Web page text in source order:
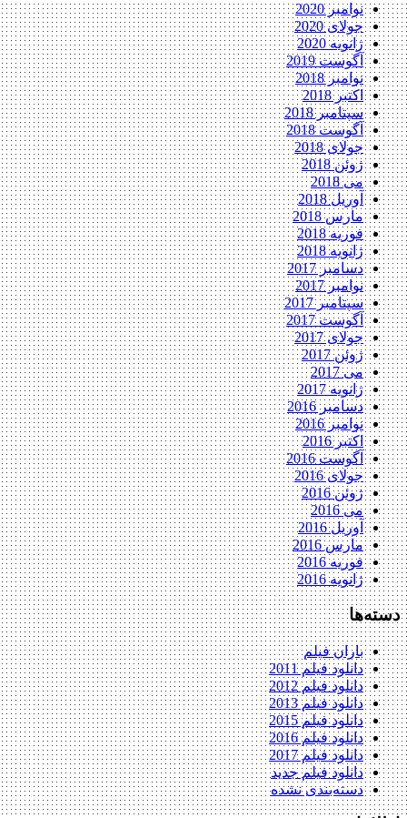
نوامبر 2020
جولای 2020
ژانویه 2020
آگوست 2019
نوامبر 2018
اکتبر 2018
سپتامبر 2018
آگوست 2018
جولای 2018
ژوئن 2018
می 2018
آوریل 2018
مارس 2018
فوریه 2018
ژانویه 2018
دسامبر 2017
نوامبر 2017
سپتامبر 2017
آگوست 2017
جولای 2017
ژوئن 2017
می 2017
ژانویه 2017
دسامبر 2016
نوامبر 2016
اکتبر 2016
آگوست 2016
جولای 2016
ژوئن 2016
می 2016
آوریل 2016
مارس 2016
فوریه 2016
ژانویه 2016
دسته‌ها
باران فیلم
دانلود فیلم 2011
دانلود فیلم 2012
دانلود فیلم 2013
دانلود فیلم 2015
دانلود فیلم 2016
دانلود فیلم 2017
دانلود فیلم جدید
دسته‌بندی نشده